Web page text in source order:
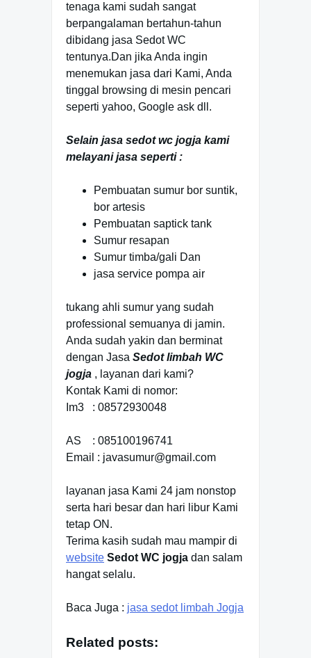
tenaga kami sudah sangat
berpangalaman bertahun-tahun
dibidang jasa Sedot WC
tentunya.Dan jika Anda ingin
menemukan jasa dari Kami, Anda
tinggal browsing di mesin pencari
seperti yahoo, Google ask dll.
Selain jasa sedot wc jogja kami
melayani jasa seperti :
Pembuatan sumur bor suntik,
bor artesis
Pembuatan saptick tank
Sumur resapan
Sumur timba/gali Dan
jasa service pompa air
tukang ahli sumur yang sudah
professional semuanya di jamin.
Anda sudah yakin dan berminat
dengan Jasa Sedot limbah WC
jogja , layanan dari kami?
Kontak Kami di nomor:
Im3 : 08572930048
AS : 085100196741
Email : javasumur@gmail.com
layanan jasa Kami 24 jam nonstop
serta hari besar dan hari libur Kami
tetap ON.
Terima kasih sudah mau mampir di
website Sedot WC jogja dan salam
hangat selalu.
Baca Juga : jasa sedot limbah Jogja
Related posts: